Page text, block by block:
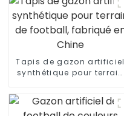
Tapis de gazon artificiel
synthétique pour terrain